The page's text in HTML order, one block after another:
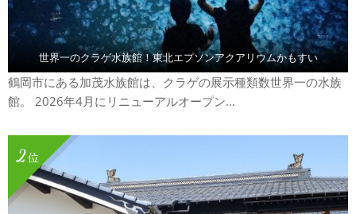
世界一のクラゲ水族館！東北エプソンアクアリウムかもすい
鶴岡市にある加茂水族館は、クラゲの展示種類数世界一の水族
館。 2026年4月にリニューアルオープン...
位
2